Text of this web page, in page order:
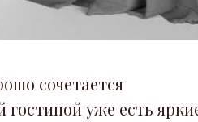
сочетается
уже есть